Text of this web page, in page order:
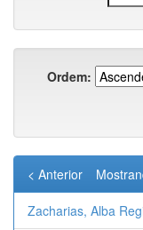
Ordem:
< Anterior
Zacharias, Alba